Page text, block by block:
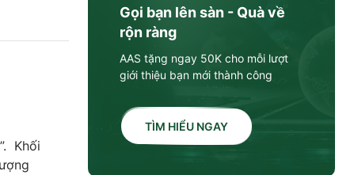
Khối
Gọi bạn lên sàn - Quà về
rộn ràng
AAS tặng ngay 50K cho mỗi lượt
giới thiệu bạn mới thành công
TÌM HIỂU NGAY